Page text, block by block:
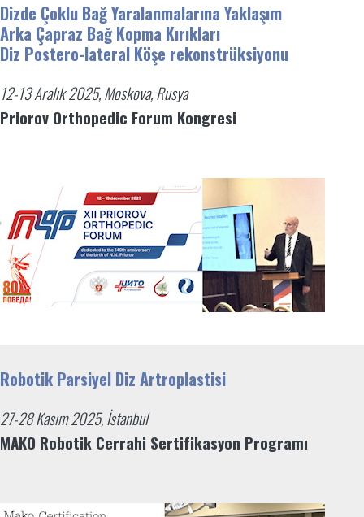
Dizde Çoklu Bağ Yaralanmalarına Yaklaşım
Arka Çapraz Bağ Kopma Kırıkları
Diz Postero-lateral Köşe rekonstrüksiyonu
12-13 Aralık 2025, Moskova, Rusya
Priorov Orthopedic Forum Kongresi
Robotik Parsiyel Diz Artroplastisi
27-28 Kasım 2025, İstanbul
MAKO Robotik Cerrahi Sertifikasyon Programı